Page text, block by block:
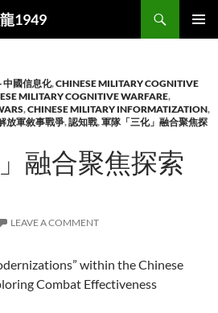
1949
中國信息化,CHINESE MILITARY COGNITIVE
MILITARY COGNITIVE WARFARE,
,CHINESE MILITARY INFORMATIZATION,
放軍敘事戰爭,認知戰,軍隊「三化」融合聚焦探
融合聚焦探索
LEAVE A COMMENT
within the Chinese
Combat Effectiveness